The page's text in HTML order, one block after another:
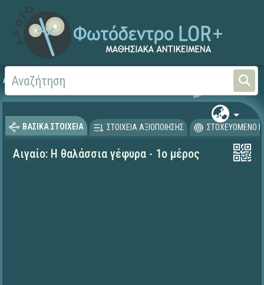
Αρχική
ΒΑΣΙΚΑ ΣΤΟΙΧΕΙΑ ΣΤΟΙΧΕΙΑ ΑΞΙΟΠΟΙΗΣΗΣ ΣΤΟΧΕΥΟΜΕΝΟ
Αιγαίο: Η θαλάσσια γέφυρα - 1ο μέρος